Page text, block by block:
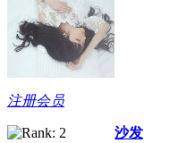
注册会员
沙发